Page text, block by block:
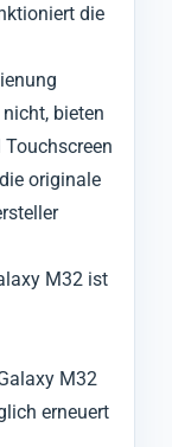
die
bieten
originale
M32 ist
M32
erneuert